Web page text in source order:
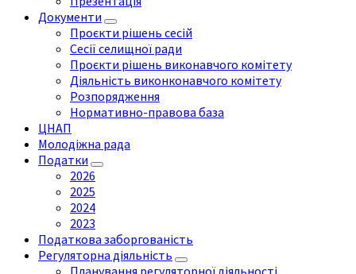
Документи
Проєкти рішень сесій
Сесії селищної ради
Проєкти рішень виконавчого комітету
Діяльність виконконавчого комітету
Розпорядження
Нормативно-правова база
ЦНАП
Молодіжна рада
Податки
2026
2025
2024
2023
Податкова заборгованість
Регуляторна діяльність
Планування регуляторної діяльності